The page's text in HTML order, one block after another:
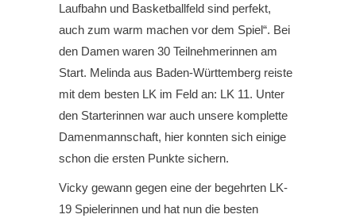
Laufbahn und Basketballfeld sind perfekt,
auch zum warm machen vor dem Spiel“. Bei
den Damen waren 30 Teilnehmerinnen am
Start. Melinda aus Baden-Württemberg reiste
mit dem besten LK im Feld an: LK 11. Unter
den Starterinnen war auch unsere komplette
Damenmannschaft, hier konnten sich einige
schon die ersten Punkte sichern.
Vicky gewann gegen eine der begehrten LK-
19 Spielerinnen und hat nun die besten